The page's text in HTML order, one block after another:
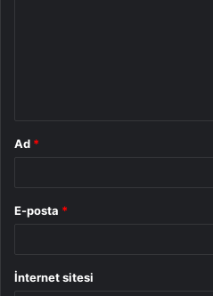
Ad *
E-posta *
İnternet sitesi